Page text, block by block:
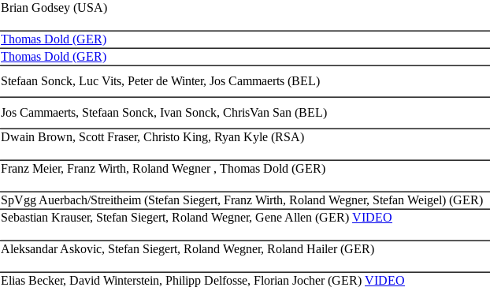
Brian Godsey (USA)
Thomas Dold (GER)
Thomas Dold (GER)
Stefaan Sonck, Luc Vits, Peter de Winter, Jos Cammaerts (BEL)
Jos Cammaerts, Stefaan Sonck, Ivan Sonck, ChrisVan San (BEL)
Dwain Brown, Scott Fraser, Christo King, Ryan Kyle (RSA)
Franz Meier, Franz Wirth, Roland Wegner , Thomas Dold (GER)
SpVgg Auerbach/Streitheim (Stefan Siegert, Franz Wirth, Roland Wegner, Stefan Weigel) (GER)
Sebastian Krauser, Stefan Siegert, Roland Wegner, Gene Allen (GER) VIDEO
Aleksandar Askovic, Stefan Siegert, Roland Wegner, Roland Hailer (GER)
Elias Becker, David Winterstein, Philipp Delfosse, Florian Jocher (GER) VIDEO